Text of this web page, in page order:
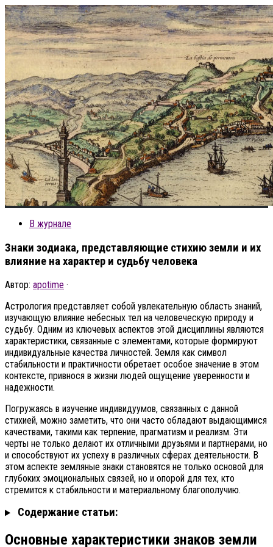
В журнале
Знаки зодиака, представляющие стихию земли и их
влияние на характер и судьбу человека
Автор: apotime ·
Астрология представляет собой увлекательную область знаний,
изучающую влияние небесных тел на человеческую природу и
судьбу. Одним из ключевых аспектов этой дисциплины являются
характеристики, связанные с элементами, которые формируют
индивидуальные качества личностей. Земля как символ
стабильности и практичности обретает особое значение в этом
контексте, привнося в жизни людей ощущение уверенности и
надежности.
Погружаясь в изучение индивидуумов, связанных с данной
стихией, можно заметить, что они часто обладают выдающимися
качествами, такими как терпение, прагматизм и реализм. Эти
черты не только делают их отличными друзьями и партнерами, но
и способствуют их успеху в различных сферах деятельности. В
этом аспекте земляные знаки становятся не только основой для
глубоких эмоциональных связей, но и опорой для тех, кто
стремится к стабильности и материальному благополучию.
Содержание статьи:
Основные характеристики знаков земли